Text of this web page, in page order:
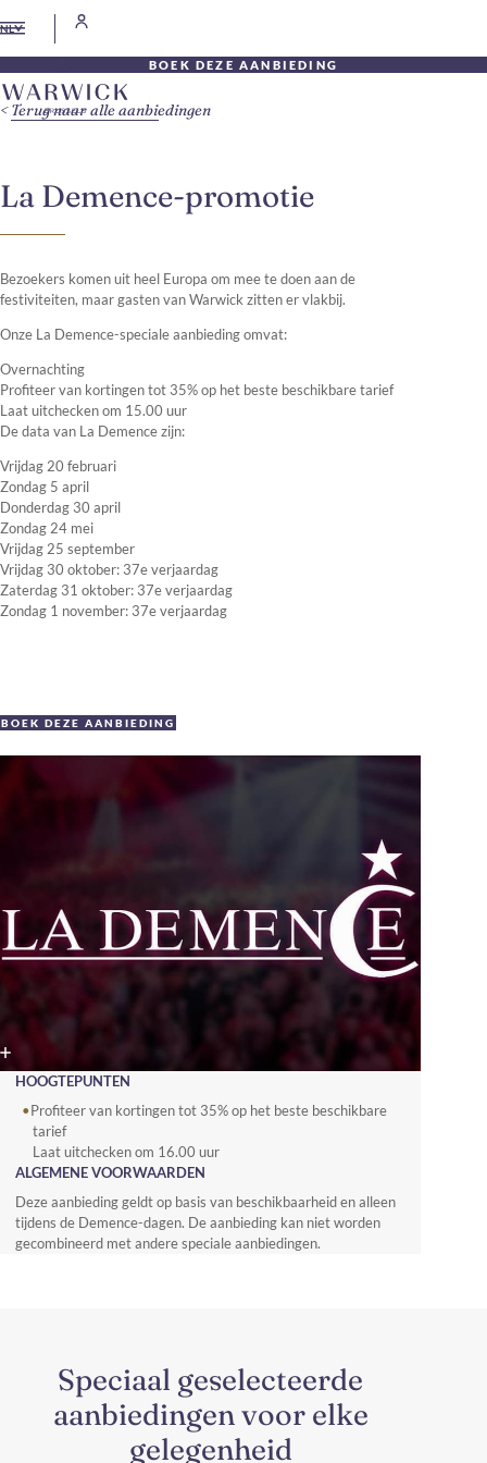
NL
BOEK DEZE AANBIEDING
La Demence-promotie
Bezoekers komen uit heel Europa om mee te doen aan de
festiviteiten, maar gasten van Warwick zitten er vlakbij.
Onze La Demence-speciale aanbieding omvat:
Overnachting
Profiteer van kortingen tot 35% op het beste beschikbare tarief
Laat uitchecken om 15.00 uur
De data van La Demence zijn:
Vrijdag 20 februari
Zondag 5 april
Donderdag 30 april
Zondag 24 mei
Vrijdag 25 september
Vrijdag 30 oktober: 37e verjaardag
Zaterdag 31 oktober: 37e verjaardag
Zondag 1 november: 37e verjaardag
BOEK DEZE AANBIEDING
HOOGTEPUNTEN
Profiteer van kortingen tot 35% op het beste beschikbare
tarief
Laat uitchecken om 16.00 uur
ALGEMENE VOORWAARDEN
Deze aanbieding geldt op basis van beschikbaarheid en alleen
tijdens de Demence-dagen. De aanbieding kan niet worden
gecombineerd met andere speciale aanbiedingen.
Terug naar alle aanbiedingen
Speciaal geselecteerde
aanbiedingen voor elke
gelegenheid